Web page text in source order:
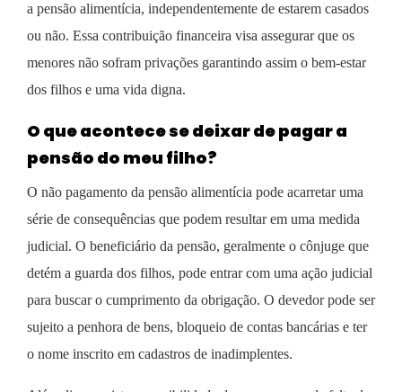
a pensão alimentícia, independentemente de estarem casados
ou não. Essa contribuição financeira visa assegurar que os
menores não sofram privações garantindo assim o bem-estar
dos filhos e uma vida digna.
O que acontece se deixar de pagar a
pensão do meu filho?
O não pagamento da pensão alimentícia pode acarretar uma
série de consequências que podem resultar em uma medida
judicial. O beneficiário da pensão, geralmente o cônjuge que
detém a guarda dos filhos, pode entrar com uma ação judicial
para buscar o cumprimento da obrigação. O devedor pode ser
sujeito a penhora de bens, bloqueio de contas bancárias e ter
o nome inscrito em cadastros de inadimplentes.